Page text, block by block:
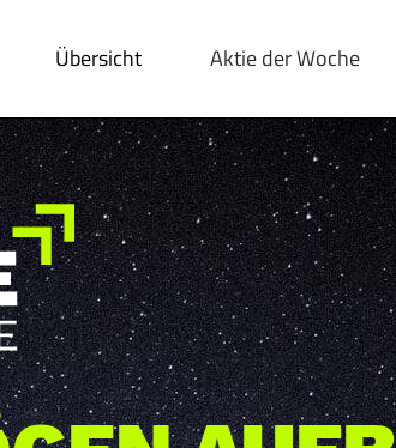
Übersicht Aktie der Woche